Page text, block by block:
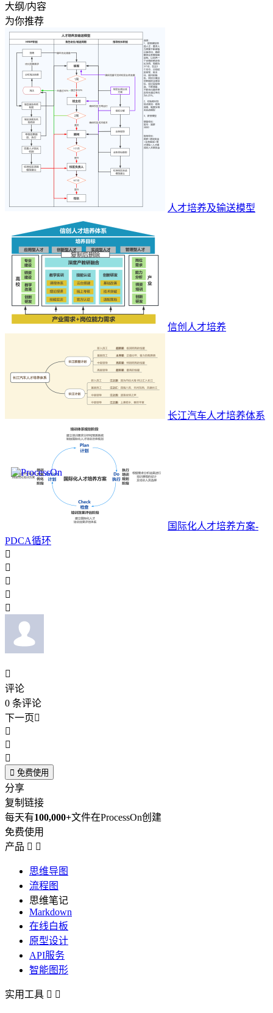
大纲/内容
为你推荐
人才培养及输送模型
信创人才培养
长江汽车人才培养体系
国际化人才培养方案-
PDCA循环






评论
0 条评论
下一页



 免费使用
分享
复制链接
每天有100,000+文件在ProcessOn创建
免费使用
产品  
思维导图
流程图
思维笔记
Markdown
在线白板
原型设计
API服务
智能图形
实用工具  